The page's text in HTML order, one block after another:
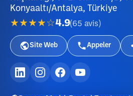
Konyaaltı/Antalya, Türkiye
★★★★☆4.9(65 avis )
Site Web Appeler